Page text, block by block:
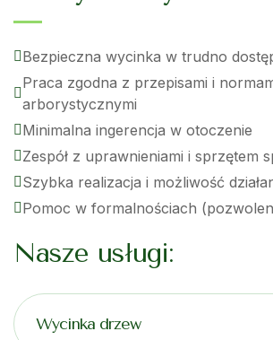
Bezpieczna wycinka w trudno
Praca zgodna z przepisami i
arborystycznymi
Minimalna ingerencja w otoczenie
Zespół z uprawnieniami i sprzętem
Szybka realizacja i możliwość
Pomoc w formalnościach
Nasze usługi:
Wycinka drzew